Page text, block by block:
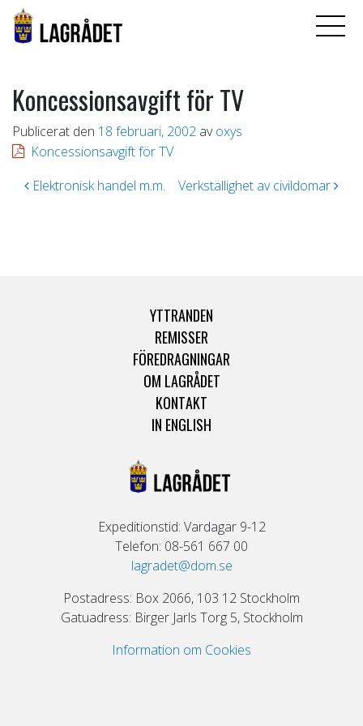
Koncessionsavgift för TV
Publicerat den 18 februari, 2002 av oxys
Koncessionsavgift för TV
Inläggsnavigering
Elektronisk handel m.m. Verkställighet av civildomar
YTTRANDEN
REMISSER
FÖREDRAGNINGAR
OM LAGRÅDET
KONTAKT
IN ENGLISH
Expeditionstid: Vardagar 9-12
Telefon: 08-561 667 00
lagradet@dom.se
Postadress: Box 2066, 103 12 Stockholm
Gatuadress: Birger Jarls Torg 5, Stockholm
Information om Cookies